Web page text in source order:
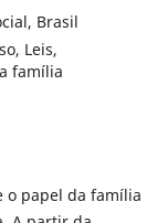
Brasil
Leis,
família
o papel da família